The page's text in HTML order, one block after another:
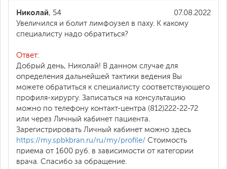
07.08.2022
Николай, 54
Увеличился и болит лимфоузел в паху. К какому
специалисту надо обратиться?
Ответ:
Добрый день, Николай! В данном случае для
определения дальнейшей тактики ведения Вы
можете обратиться к специалисту соответствующего
профиля-хирургу. Записаться на консультацию
можно по телефону контакт-центра (812)222-22-72
или через Личный кабинет пациента.
Зарегистрировать Личный кабинет можно здесь
https://my.spbkbran.ru/ru/my/profile/ Стоимость
приема от 1600 руб. в зависимости от категории
врача. Спасибо за обращение.